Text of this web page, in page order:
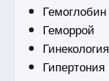
Гемоглобин
Геморрой
Гинекология
Гипертония